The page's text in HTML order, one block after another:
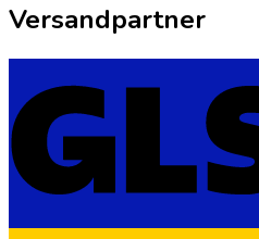
Versandpartner